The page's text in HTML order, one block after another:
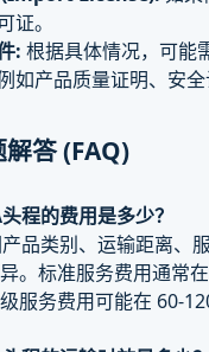
证。
: 根据具体情况，可能
如产品质量证明、安全
答 (FAQ)
程的费用是多少？
品类别、运输距离、
。标准服务费用通常
服务费用可能在 60-